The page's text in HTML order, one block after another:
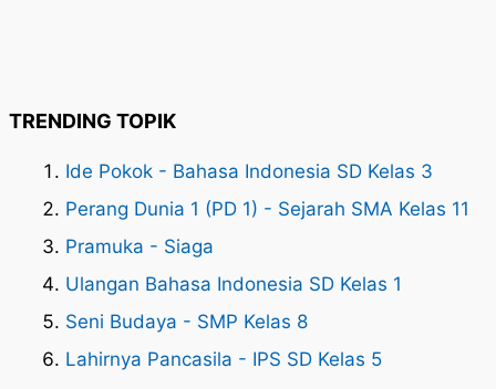
TRENDING TOPIK
Ide Pokok - Bahasa Indonesia SD Kelas 3
Perang Dunia 1 (PD 1) - Sejarah SMA Kelas 11
Pramuka - Siaga
Ulangan Bahasa Indonesia SD Kelas 1
Seni Budaya - SMP Kelas 8
Lahirnya Pancasila - IPS SD Kelas 5